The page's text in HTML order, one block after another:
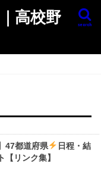
高校野
search
47都道府県
日程・結
【リンク集】